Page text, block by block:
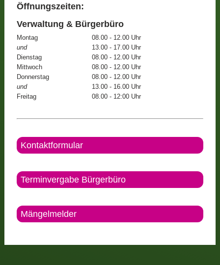
Öffnungszeiten:
Verwaltung & Bürgerbüro
Montag
08.00 - 12.00 Uhr
und
13.00 - 17.00 Uhr
Dienstag
08.00 - 12.00 Uhr
Mittwoch
08.00 - 12.00 Uhr
Donnerstag
08.00 - 12.00 Uhr
und
13.00 - 16.00 Uhr
Freitag
08.00 - 12:00 Uhr
Kontaktformular
Terminvergabe Bürgerbüro
Mängelmelder